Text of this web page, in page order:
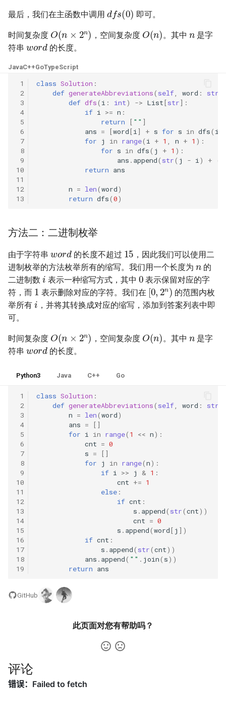
33. 二叉搜索树的后序遍历序
34. 二叉树中和为某一值的路
径
35. 复杂链表的复制
36. 二叉搜索树与双向链表
37. 序列化二叉树
38. 字符串的排列
39. 数组中出现次数超过一半
的数字
40. 最小的 k 个数
41. 数据流中的中位数
42. 连续子数组的最大和
43. 1 ～ n 整数中 1 出现的次
数
44. 数字序列中某一位的数字
47. 礼物的最大价值
48. 最长不含重复字符的子字
符串
49. 丑数
50. 第一个只出现一次的字符
51. 数组中的逆序对
52. 两个链表的第一个公共节
55.2. 平衡二叉树
30. 插入、删除和随机访问都
31. 最近最少使用缓存
33. 变位词组
34. 外星语言是否排序
35. 最小时间差
36. 后缀表达式
37. 小行星碰撞
39. 直方图最大矩形面积
40. 矩阵中最大的矩形
41. 滑动窗口的平均值
42. 最近请求次数
43. 往完全二叉树添加节点
44. 二叉树每层的最大值
45. 二叉树最底层最左边的值
46. 二叉树的右侧视图
47. 二叉树剪枝
48. 序列化与反序列化二叉树
49. 从根节点到叶节点的路径
数字之和
50. 向下的路径节点之和
51. 节点之和最大的路径
54. 所有大于等于节点的值之
55. 二叉搜索树迭代器
5.1. 插入
5.2. 二进制数转字符串
5.4. 下一个数
5.6. 整数转换
5.7. 配对交换
5.8. 绘制直线
8.1. 三步问题
8.2. 迷路的机器人
8.3. 魔术索引
8.4. 幂集
8.5. 递归乘法
8.7. 无重复字符串的排列组合
8.8. 有重复字符串的排列组合
8.9. 括号
8.10. 颜色填充
8.11. 硬币
8.12. 八皇后
8.13. 堆箱子
8.14. 布尔运算
10.1. 合并排序的数组
10.2. 变位词组
10.3. 搜索旋转数组
10.5. 稀疏数组搜索
10.10. 数字流的秩
最后，我们在主函数中调用
d f (0 )
即可。
时间复杂度
O ( 2n)
，空间复杂度
O ( n)
。其中
是字
符串
word
的长度。
JavaC++GoTypeScript
1
2
3
4
5
6
7
8
9
10
11
12
13
class Solution :
def generateAbbreviations( self, word : str
def dfs( i : int) -> List[str]:
if i >= n :
return
[ "" ]
ans = [word[i] + s for s in dfs( i
for
j in range( i + 1 , n + 1 ):
for s in dfs( j + 1 ):
ans . append( str( j - i) + (
return ans
n = len(word)
return dfs(0)
方法二：二进制枚举
由于字符串 的长度不超过
，因此我们可以使用二
进制枚举的方法枚举所有的缩写。我们用一个长度为
n
的
二进制数
i
表示一种缩写方式，其中
0
表示保留对应的字
符，而
1
表示删除对应的字符。我们在
[0,2n)
的范围内枚
举所有
i
，并将其转换成对应的缩写，添加到答案列表中即
可。
时间复杂度
O ( 2n)
，空间复杂度
O ( n)
。其中
是字
符串
word
的长度。
Python3 Java C++ Go
1
2
3
4
5
6
7
8
9
10
11
12
13
14
15
16
17
18
19
class Solution :
def generateAbbreviations( self, word : str
n = len(word)
ans =
[]
for i in range( 1 << n):
cnt = 0
s =
[]
for
j in range(n):
if i >> j & 1 :
cnt += 1
else :
if cnt :
s . append( str(cnt))
cnt = 0
s . append(word[ j ])
if cnt :
s . append( str(cnt))
ans . append( "" . join( s))
return ans
GitHub
此页面对您有帮助吗？
评论